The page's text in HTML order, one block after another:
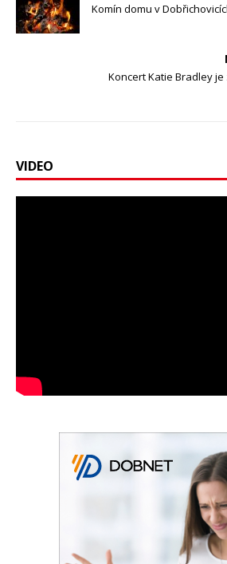
Komín domu v
Koncert Katie Bradley
VIDEO